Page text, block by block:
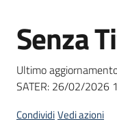
Bandi
strumenti
di
acquisto
Salta al contenuto
Senza
Ultimo
SATER: 26/02/2026
CondividiVedi azioni